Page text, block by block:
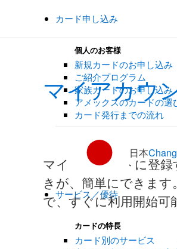
カード申し込み
個人のお客様
新規カードのお申し込み
ご紹介プログラム
家族カードのお申し込み
アメックスのカードの選
カード発行までの流れ
日本
サービス／優待
カードの特長
カード別のサービス
マイアカウ
マイアカウントに登
きが、簡単にできま
で、すぐに利用開始可